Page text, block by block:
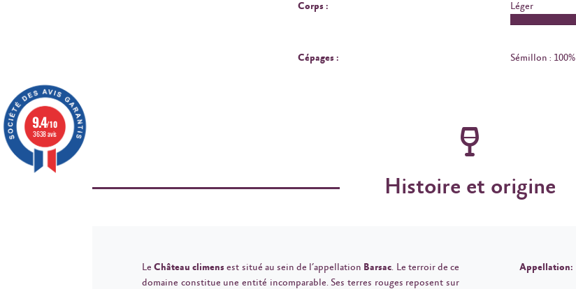
Corps : Léger
Cépages : Sémillon : 100%
Histoire et origine
Le Château climensest situé au sein de l’appellation Barsac. Le terroir de ce
domaine constitue une entité incomparable. Ses terres rouges reposent sur
Appellation:
9.4/10
3638 avis